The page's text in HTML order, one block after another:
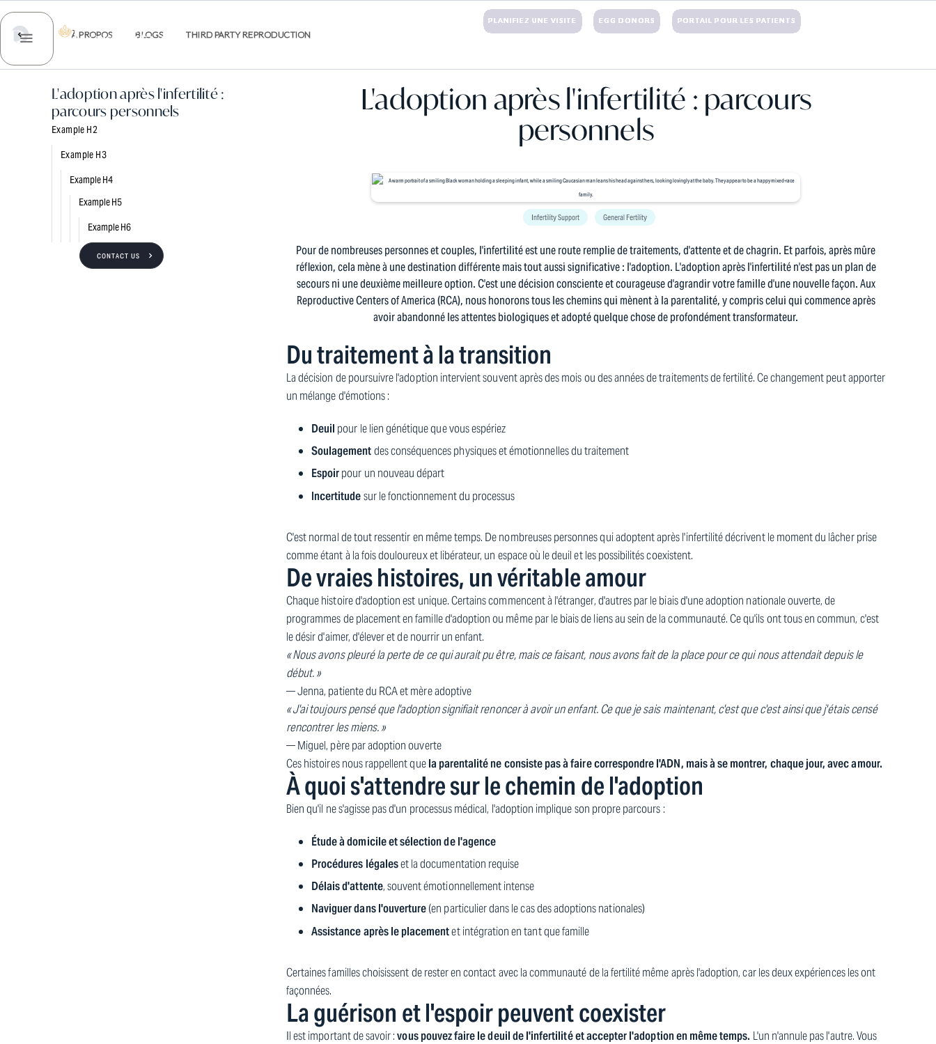
PLANIFIEZ UNE VISITE EGG DONORS PORTAIL POUR LES PATIENTS
À PROPOS BLOGS THIRD PARTY REPRODUCTION
L'adoption après l'infertilité :
parcours personnels
Example H2
Example H3
Example H4
Example H5
Example H6
CONTACT US
L'adoption après l'infertilité : parcours
personnels
Infertility Support General Fertility
Pour de nombreuses personnes et couples, l'infertilité est une route remplie de traitements, d'attente et de chagrin. Et parfois, après mûre
réflexion, cela mène à une destination différente mais tout aussi significative : l'adoption. L'adoption après l'infertilité n'est pas un plan de
secours ni une deuxième meilleure option. C'est une décision consciente et courageuse d'agrandir votre famille d'une nouvelle façon. Aux
Reproductive Centers of America (RCA), nous honorons tous les chemins qui mènent à la parentalité, y compris celui qui commence après
avoir abandonné les attentes biologiques et adopté quelque chose de profondément transformateur.
Du traitement à la transition
La décision de poursuivre l'adoption intervient souvent après des mois ou des années de traitements de fertilité. Ce changement peut apporter
un mélange d'émotions :
Deuil pour le lien génétique que vous espériez
Soulagementdes conséquences physiques et émotionnelles du traitement
Espoirpour un nouveau départ
Incertitudesur le fonctionnement du processus
C'est normal de tout ressentir en même temps. De nombreuses personnes qui adoptent après l'infertilité décrivent le moment du lâcher prise
comme étant à la fois douloureux et libérateur, un espace où le deuil et les possibilités coexistent.
De vraies histoires, un véritable amour
Chaque histoire d'adoption est unique. Certains commencent à l'étranger, d'autres par le biais d'une adoption nationale ouverte, de
programmes de placement en famille d'adoption ou même par le biais de liens au sein de la communauté. Ce qu'ils ont tous en commun, c'est
le désir d'aimer, d'élever et de nourrir un enfant.
« Nous avons pleuré la perte de ce qui aurait pu être, mais ce faisant, nous avons fait de la place pour ce qui nous attendait depuis le
début. »
— Jenna, patiente du RCA et mère adoptive
« J'ai toujours pensé que l'adoption signifiait renoncer à avoir un enfant. Ce que je sais maintenant, c'est que c'est ainsi que j'étais censé
rencontrer les miens. »
— Miguel, père par adoption ouverte
Ces histoires nous rappellent quela parentalité ne consiste pas à faire correspondre l'ADN, mais à se montrer, chaque jour, avec amour.
À quoi s'attendre sur le chemin de l'adoption
Bien qu'il ne s'agisse pas d'un processus médical, l'adoption implique son propre parcours :
Étude à domicile et sélection de l'agence
Procédures légaleset la documentation requise
Délais d'attente, souvent émotionnellement intense
Naviguer dans l'ouverture(en particulier dans le cas des adoptions nationales)
Assistance après le placementet intégration en tant que famille
Certaines familles choisissent de rester en contact avec la communauté de la fertilité même après l'adoption, car les deux expériences les ont
façonnées.
La guérison et l'espoir peuvent coexister
Il est important de savoir :vous pouvez faire le deuil de l'infertilité et accepter l'adoption en même temps. L'un n'annule pas l'autre. Vous